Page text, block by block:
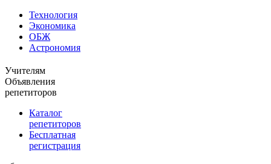
Технология
Экономика
ОБЖ
Астрономия
Учителям
Объявления
репетиторов
Каталог
репетиторов
Бесплатная
регистрация